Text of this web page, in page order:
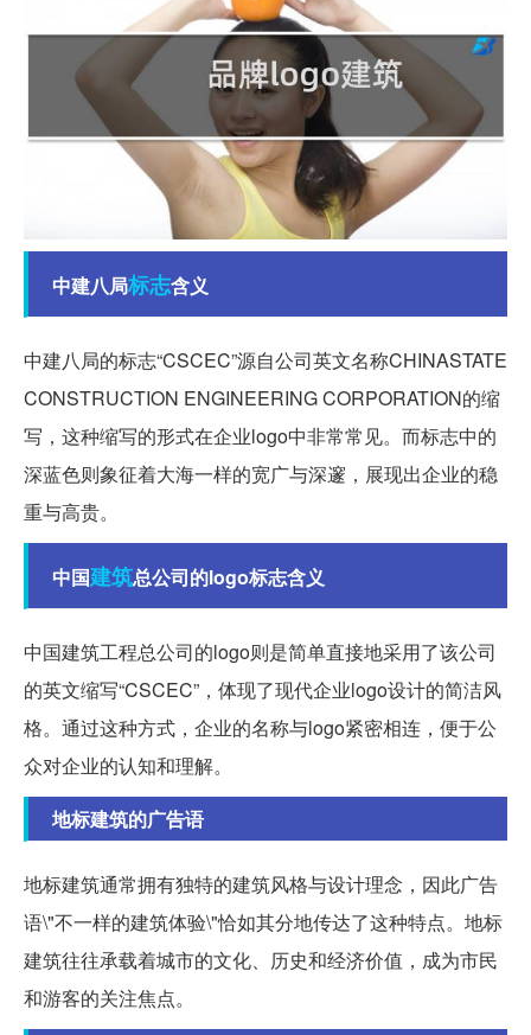
中建八局标志含义
中建八局的标志“CSCEC”源自公司英文名称CHINASTATE
CONSTRUCTION ENGINEERING CORPORATION的缩
写，这种缩写的形式在企业logo中非常常见。而标志中的
深蓝色则象征着大海一样的宽广与深邃，展现出企业的稳
重与高贵。
中国建筑总公司的logo标志含义
中国建筑工程总公司的logo则是简单直接地采用了该公司
的英文缩写“CSCEC”，体现了现代企业logo设计的简洁风
格。通过这种方式，企业的名称与logo紧密相连，便于公
众对企业的认知和理解。
地标建筑的广告语
地标建筑通常拥有独特的建筑风格与设计理念，因此广告
语\"不一样的建筑体验\"恰如其分地传达了这种特点。地标
建筑往往承载着城市的文化、历史和经济价值，成为市民
和游客的关注焦点。